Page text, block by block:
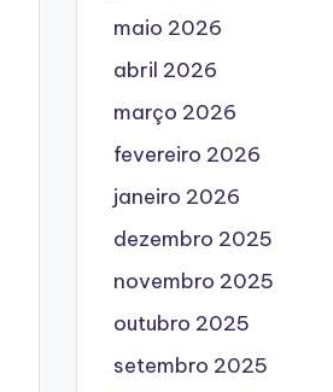
maio 2026
abril 2026
março 2026
fevereiro 2026
janeiro 2026
dezembro 2025
novembro 2025
outubro 2025
setembro 2025